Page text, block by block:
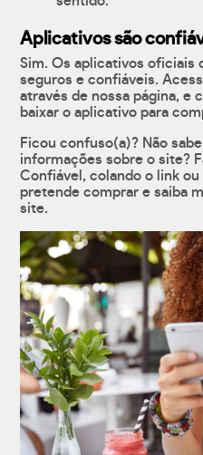
Aplicativos são
Sim. Os aplicativos oficiais
seguros e confiáveis.
através de nossa página, e
baixar o aplicativo para
Ficou confuso(a)? Não
informações sobre o site?
Confiável, colando o link ou
pretende comprar e saiba
site.